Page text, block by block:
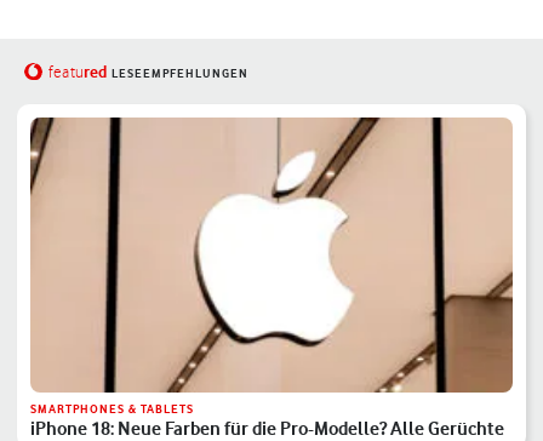
featured LESEEMPFEHLUNGEN
SMARTPHONES & TABLETS
iPhone 18: Neue Farben für die Pro-Modelle? Alle Gerüchte